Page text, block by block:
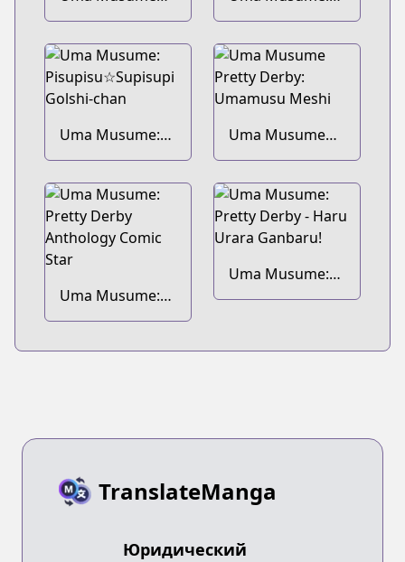
Cinderella Gray
Pretty Derby -
Star Blossom
Uma Musume:
Pisupisu☆Supisupi
Golshi-chan
Uma Musume
Pretty Derby:
Umamusu Meshi
Uma Musume:
Pretty Derby
Uma Musume:
Pretty Derby -
TranslateManga
Юридический